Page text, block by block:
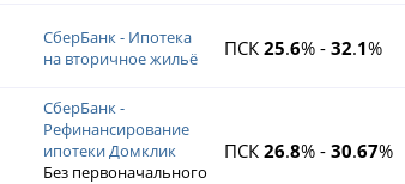
СберБанк - Ипотека
на вторичное жильё
ПСК 25.6% - 32.1%
СберБанк -
Рефинансирование
ипотеки Домклик
Без первоначального
ПСК 26.8% - 30.67%